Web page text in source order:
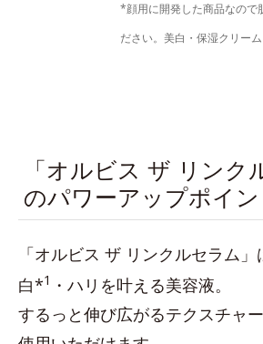
*顔用に開発した商品なので
ださい。美白・保湿クリー
「オルビス ザ リンク
のパワーアップポイン
「オルビス ザ リンクルセラム
白*1 ・ハリを叶える美容液。
するっと伸び広がるテクスチャ